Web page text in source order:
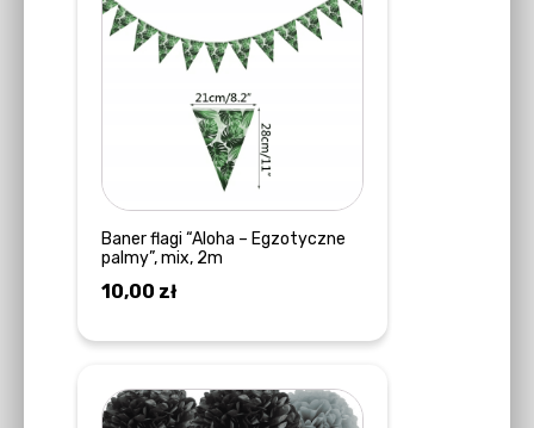
Baner flagi “Aloha – Egzotyczne
palmy”, mix, 2m
10,00 zł